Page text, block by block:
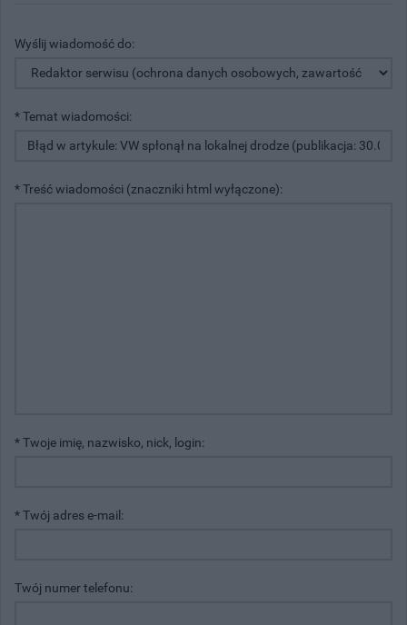
Wyślij wiadomość do:
* Temat wiadomości:
* Treść wiadomości (znaczniki html wyłączone):
* Twoje imię, nazwisko, nick, login:
* Twój adres e-mail:
Twój numer telefonu: